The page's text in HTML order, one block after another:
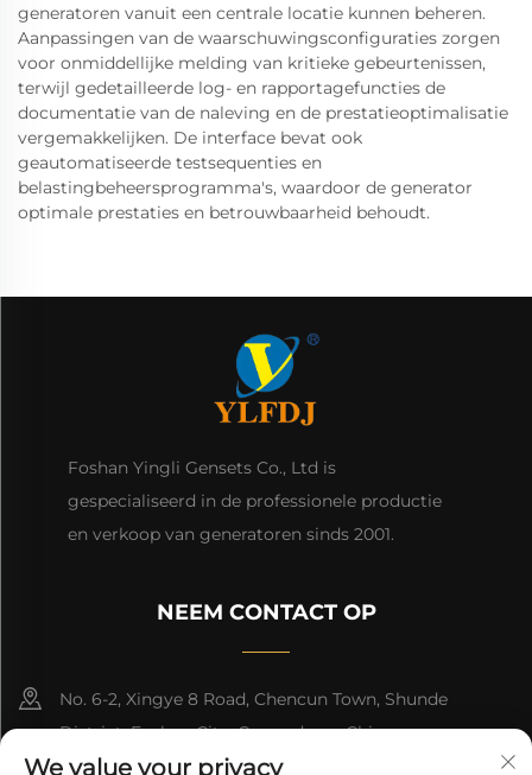
generatoren vanuit een centrale locatie kunnen beheren.
Aanpassingen van de waarschuwingsconfiguraties zorgen
voor onmiddellijke melding van kritieke gebeurtenissen,
terwijl gedetailleerde log- en rapportagefuncties de
documentatie van de naleving en de prestatieoptimalisatie
vergemakkelijken. De interface bevat ook
geautomatiseerde testsequenties en
belastingbeheersprogramma's, waardoor de generator
optimale prestaties en betrouwbaarheid behoudt.
Foshan Yingli Gensets Co., Ltd is
gespecialiseerd in de professionele productie
en verkoop van generatoren sinds 2001.
NEEM CONTACT OP
No. 6-2, Xingye 8 Road, Chencun Town, Shunde
District, Foshan City, Guangdong, China.
We value your privacy